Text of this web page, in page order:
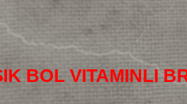
BOL VITAMINLI